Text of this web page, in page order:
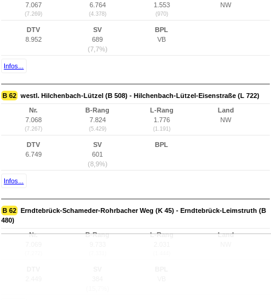
7.067
(7.269)
6.764
(4.378)
1.553
(970)
NW
DTV
8.952
SV
689
(7,7%)
BPL
VB
Infos...
B 62 westl. Hilchenbach-Lützel (B 508) - Hilchenbach-Lützel-Eisenstraße (L 722)
Nr.
7.068
(7.267)
B-Rang
7.824
(5.429)
L-Rang
1.776
(1.191)
Land
NW
DTV
6.749
SV
601
(8,9%)
BPL
Infos...
B 62 Erndtebrück-Schameder-Rohrbacher Weg (K 45) - Erndtebrück-Leimstruth (B
480)
Nr.
B-Rang
L-Rang
Land